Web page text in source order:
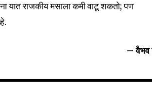
यात राजकीय मसाला कमी वाटू शकतो; पण
– वैभव